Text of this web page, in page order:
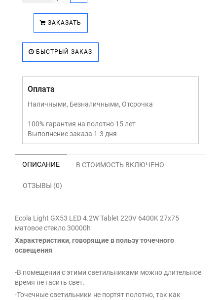
ЗАКАЗАТЬ
БЫСТРЫЙ ЗАКАЗ
Оплата
Наличными, Безналичными, Отсрочка
100% гарантия на полотно 15 лет
Выполнение заказа 1-3 дня
ОПИСАНИЕ В СТОИМОСТЬ ВКЛЮЧЕНО
ОТЗЫВЫ (0)
Ecola Light GX53 LED 4.2W Tablet 220V 6400K 27x75
матовое стекло 30000h
Характеристики, говорящие в пользу точечного
освещения
-В помещении с этими светильниками можно длительное
время не гасить свет.
-Точечные светильники не портят полотно, так как